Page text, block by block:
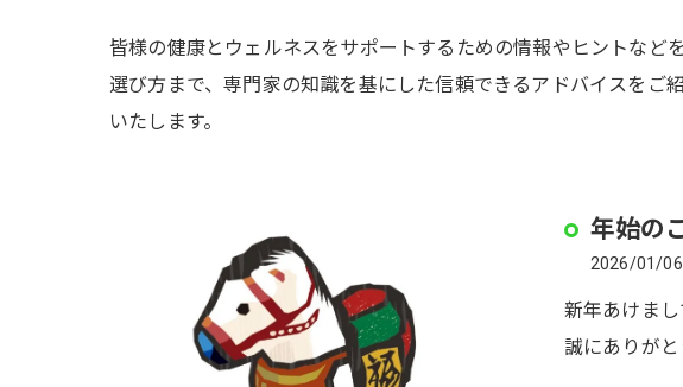
皆様の健康とウェルネスをサポートするための情報やヒントな
選び方まで、専門家の知識を基にした信頼できるアドバイスを
いたします。
年始の
2026/01/06
新年あけま
誠にありが